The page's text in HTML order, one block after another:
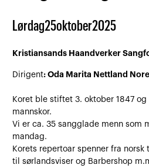
Lørdag25oktober2025
Kristiansands Haandverker
Dirigent: Oda Marita Nettland
Koret ble stiftet 3. oktober 1847
mannskor.
Vi er ca. 35 sangglade menn som
mandag.
Korets repertoar spenner fra
til sørlandsviser og Barbershop